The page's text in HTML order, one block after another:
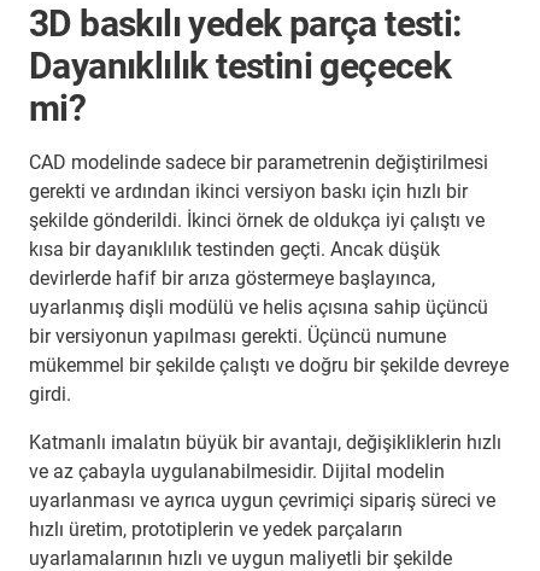
3D baskılı yedek parça testi:
Dayanıklılık testini geçecek
mi?
CAD modelinde sadece bir parametrenin değiştirilmesi
gerekti ve ardından ikinci versiyon baskı için hızlı bir
şekilde gönderildi. İkinci örnek de oldukça iyi çalıştı ve
kısa bir dayanıklılık testinden geçti. Ancak düşük
devirlerde hafif bir arıza göstermeye başlayınca,
uyarlanmış dişli modülü ve helis açısına sahip üçüncü
bir versiyonun yapılması gerekti. Üçüncü numune
mükemmel bir şekilde çalıştı ve doğru bir şekilde devreye
girdi.
Katmanlı imalatın büyük bir avantajı, değişikliklerin hızlı
ve az çabayla uygulanabilmesidir. Dijital modelin
uyarlanması ve ayrıca uygun çevrimiçi sipariş süreci ve
hızlı üretim, prototiplerin ve yedek parçaların
uyarlamalarının hızlı ve uygun maliyetli bir şekilde